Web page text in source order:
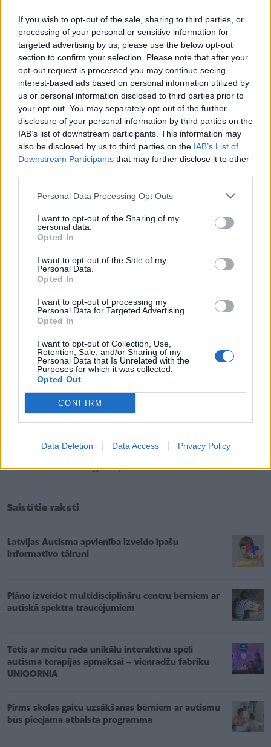
If you wish to opt-out of the sale, sharing to third parties, or
processing of your personal or sensitive information for
targeted advertising by us, please use the below opt-out
section to confirm your selection. Please note that after your
opt-out request is processed you may continue seeing
interest-based ads based on personal information utilized by
us or personal information disclosed to third parties prior to
your opt-out. You may separately opt-out of the further
disclosure of your personal information by third parties on the
IAB’s list of downstream participants. This information may
also be disclosed by us to third parties on the IAB’s List of
Downstream Participants that may further disclose it to other
Personal Data Processing Opt Outs
I want to opt-out of the Sharing of my
personal data.
Opted In
I want to opt-out of the Sale of my
Personal Data.
Opted In
I want to opt-out of processing my
Personal Data for Targeted Advertising.
Opted In
I want to opt-out of Collection, Use,
Retention, Sale, and/or Sharing of my
Personal Data that Is Unrelated with the
Purposes for which it was collected.
Opted Out
CONFIRM
Data Deletion Data Access Privacy Policy
Tāpat plānots pilnveidot biedrības “Latvijas Autisma
apvienība” sniegtos psihosociālās rehabilitācijas
pakalpojumus, ieviešot elastīgāku pakalpojuma
saņemšanas kārtību. Tas dos iespēju bērniem ar AST
un viņu ģimenēm izvēlēties sev piemērotāko
atbalsta formātu atbilstoši individuālajām
vajadzībām, veicinot mērķtiecīgāku un efektīvāku
rehabilitācijas procesu.
un finansējuma izmantošanu, noteikumu projektā
paredzēts ieviest vienotu 12 mēnešu termiņu
nodibinājuma un biedrības pieņemtajiem lēmumiem
par uzturošās terapijas un psihosociālās
piešķirtais pakalpojums noteiktajā termiņā netiks
izmantots, neizlietoto finansējumu būs iespējams
novirzīt citiem pakalpojuma saņēmējiem, kuri gaida
atbalstu.
Plānotās izmaiņas veicinās elastīgāku un uz cilvēka
vajadzībām orientētu psihosociālās rehabilitācijas
pakalpojumu sniegšanu bērniem ar AST un viņu
finansējuma izlietojumu un iespēju atbalstu saņemt
lielākam skaitam ģimeņu.
Saistītie raksti
Latvijas Autisma apvienība izveido īpašu
informatīvo tālruni
Plāno izveidot multidisciplināru centru bērniem ar
autiskā spektra traucējumiem
Tētis ar meitu rada unikālu interaktīvu spēli
autisma terapijas apmaksai – vienradžu fabriku
UNIQORNIA
Pirms skolas gaitu uzsākšanas bērniem ar autismu
būs pieejama atbalsta programma